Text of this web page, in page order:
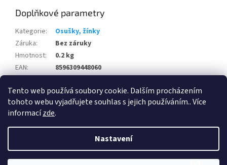
Tento web používá soubory cookie. Dalším procházením
tohoto webu vyjadřujete souhlas s jejich používáním.. Více
informacízde.
Nastavení
Doplňkové parametry
Kategorie:
Osušky, žínky
Záruka:
Bez záruky
Hmotnost:
0.2 kg
EAN:
8596309448060
Položka byla vyprodána…
Vytvořil Shoptet